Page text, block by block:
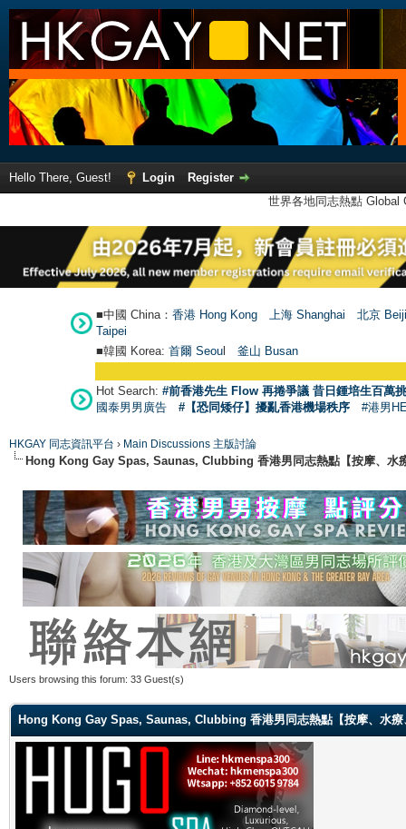
Hello There, Guest! Login
Register
世界各地同志熱點
■中國 China： 香港 Hong Kong 上海 Shanghai
北京
Taipei
■韓國 Korea: 首爾 Seoul 釜山 Busan
Hot Search: #前香港先生 Flow 再捲爭議 昔日鍾培生百萬
國泰男男廣告
#【恐同矮仔】擾亂香港機場秩序 #港男
HKGAY 同志資訊平台 › Main Discussions 主版討論
Hong Kong Gay Spas, Saunas, Clubbing 香港男同志熱點【按摩、水
Users browsing this forum: 33 Guest(s)
Hong Kong Gay Spas, Saunas, Clubbing 香港男同志熱點【按摩、水